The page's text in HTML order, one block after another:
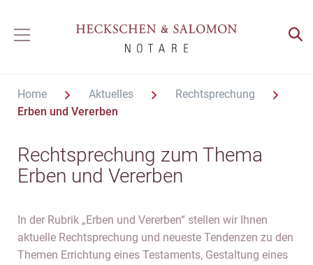
Home Aktuelles
Rechtsprechung
Erben und Vererben
Rechtsprechung zum Thema
Erben und Vererben
In der Rubrik „Erben und Vererben“ stellen wir Ihnen
aktuelle Rechtsprechung und neueste Tendenzen zu den
Themen Errichtung eines Testaments, Gestaltung eines